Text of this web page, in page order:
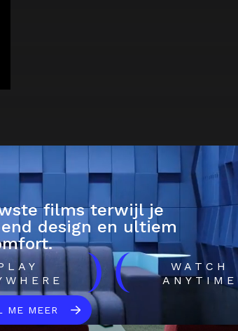
films terwijl je
design en ultiem
)(
WATCH
ANYTIME
ME MEER